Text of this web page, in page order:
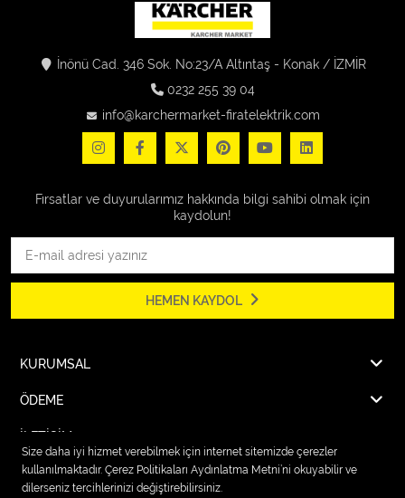
İnönü Cad. 346 Sok. No:23/A Altıntaş - Konak / İZMİR
0232 255 39 04
info@karchermarket-firatelektrik.com
Fırsatlar ve duyurularımız hakkında bilgi sahibi olmak için
kaydolun!
HEMEN KAYDOL
KURUMSAL
ÖDEME
İLETİŞİM
Size daha iyi hizmet verebilmek için internet sitemizde çerezler
kullanılmaktadır. Çerez Politikaları Aydınlatma Metni’ni okuyabilir ve
dilerseniz tercihlerinizi değiştirebilirsiniz.